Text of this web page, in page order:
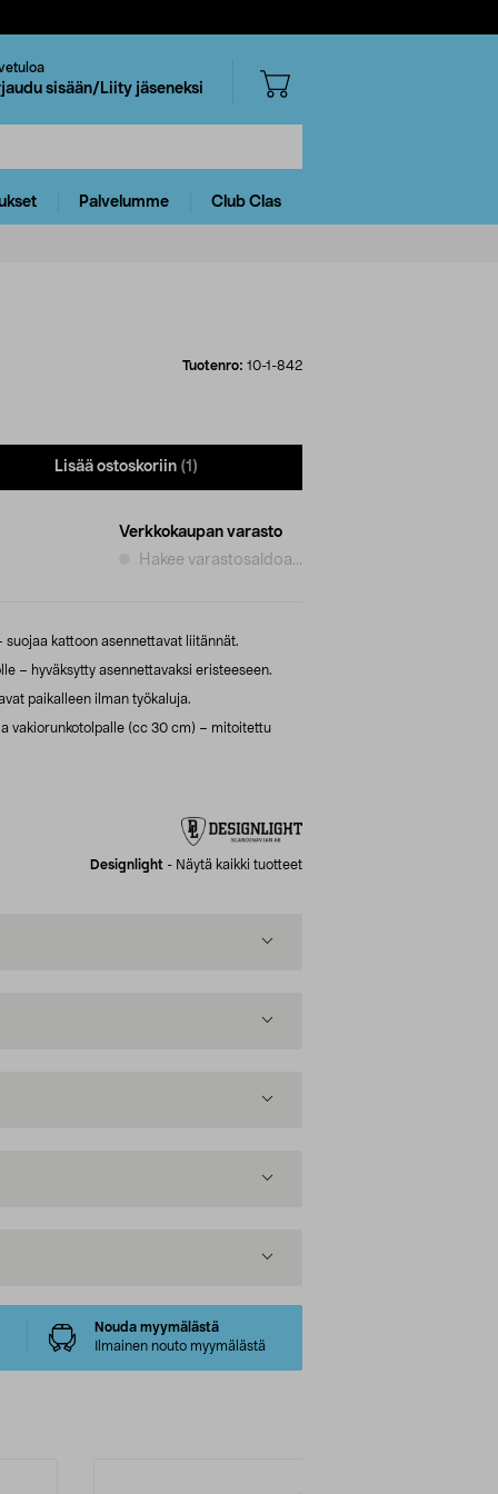
sisään/Liity jäseneksi
Palvelumme Club Clas
Tuotenro: 10-1-842
Lisää ostoskoriin (1)
Verkkokaupan varasto
Hakee varastosaldoa...
suojaa kattoon asennettavat liitännät.
– hyväksytty asennettavaksi eristeeseen.
paikalleen ilman työkaluja.
vakiorunkotolpalle (cc 30 cm) – mitoitettu
Designlight - Näytä kaikki tuotteet
Nouda myymälästä
Ilmainen nouto myymälästä